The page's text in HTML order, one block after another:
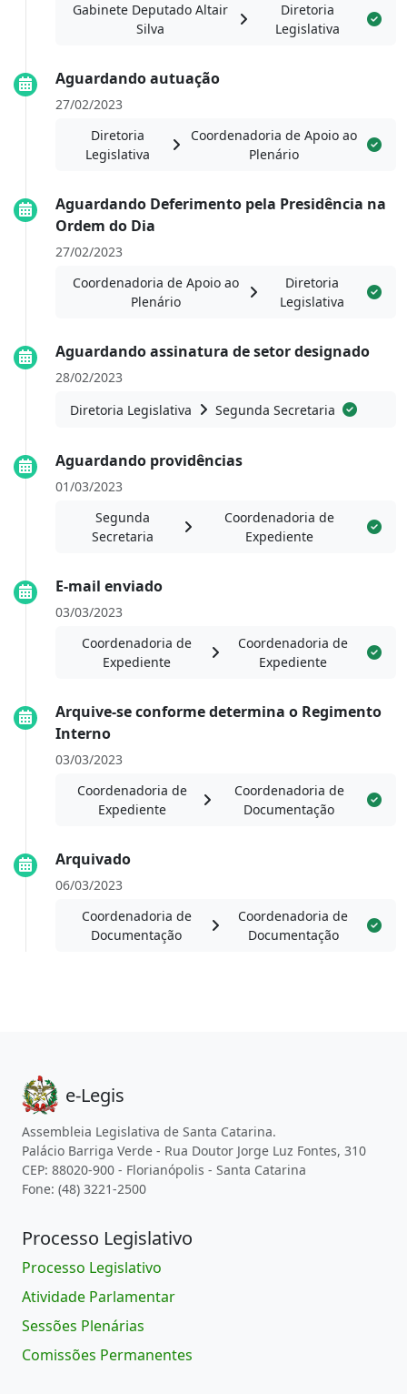
Gabinete Deputado Altair
Silva
Diretoria
Legislativa
Aguardando autuação
27/02/2023
Diretoria
Legislativa
Coordenadoria de Apoio ao
Plenário
Aguardando Deferimento pela Presidência na
Ordem do Dia
27/02/2023
Coordenadoria de Apoio ao
Plenário
Diretoria
Legislativa
Aguardando assinatura de setor designado
28/02/2023
Diretoria Legislativa
Segunda Secretaria
Aguardando providências
01/03/2023
Segunda
Secretaria
Coordenadoria de
Expediente
E-mail enviado
03/03/2023
Coordenadoria de
Expediente
Coordenadoria de
Expediente
Arquive-se conforme determina o Regimento
Interno
03/03/2023
Coordenadoria de
Expediente
Coordenadoria de
Documentação
Arquivado
06/03/2023
Coordenadoria de
Documentação
Coordenadoria de
Documentação
e-Legis
Assembleia Legislativa de Santa Catarina.
Palácio Barriga Verde - Rua Doutor Jorge Luz Fontes, 310
CEP: 88020-900 - Florianópolis - Santa Catarina
Fone: (48) 3221-2500
Processo Legislativo
Processo Legislativo
Atividade Parlamentar
Sessões Plenárias
Comissões Permanentes